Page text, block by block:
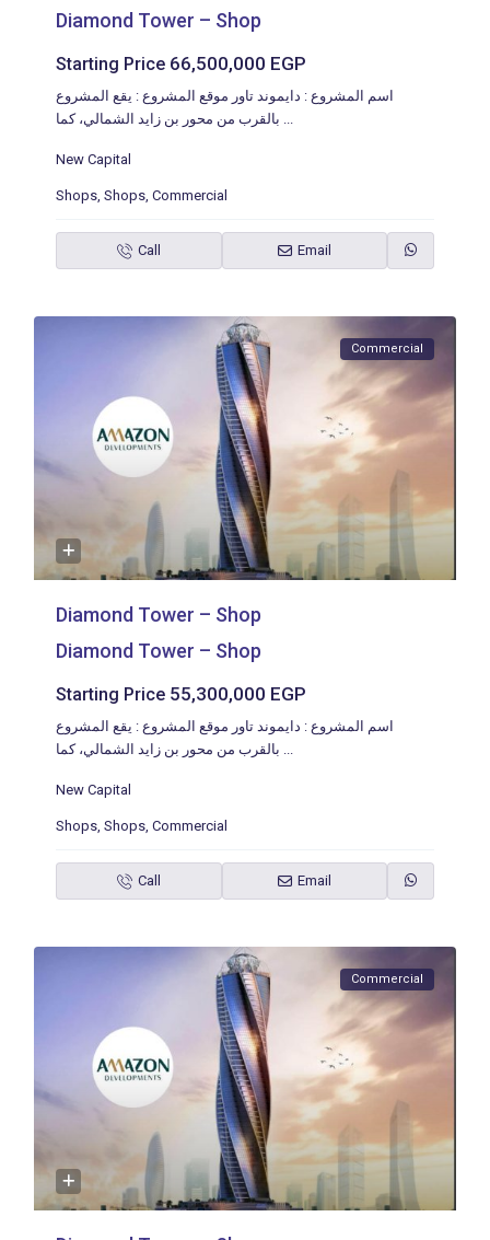
Diamond Tower – Shop
Starting Price 66,500,000 EGP
اسم المشروع : دايموند تاور موقع المشروع : يقع المشروع
...
New Capital
Shops,Shops,Commercial
Call Email
Commercial
Diamond Tower – Shop
Diamond Tower – Shop
Starting Price 55,300,000 EGP
اسم المشروع : دايموند تاور موقع المشروع : يقع المشروع
...
New Capital
Shops,Shops,Commercial
Call Email
Commercial